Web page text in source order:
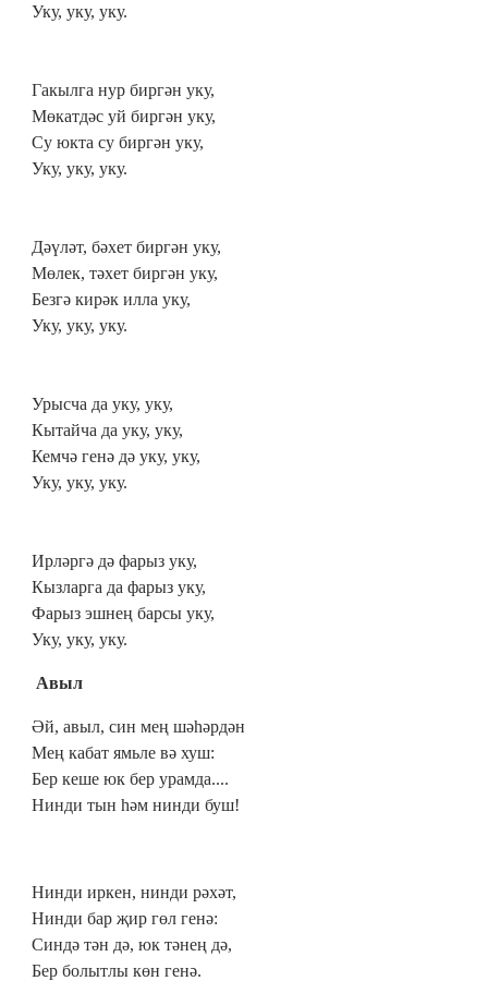
Уку, уку, уку.
Гакылга нур биргән уку,
Мөкатдәс уй биргән уку,
Су юкта су биргән уку,
Уку, уку, уку.
Дәүләт, бәхет биргән уку,
Мөлек, тәхет биргән уку,
Безгә кирәк илла уку,
Уку, уку, уку.
Урысча да уку, уку,
Кытайча да уку, уку,
Кемчә генә дә уку, уку,
Уку, уку, уку.
Ирләргә дә фарыз уку,
Кызларга да фарыз уку,
Фарыз эшнең барсы уку,
Уку, уку, уку.
Авыл
Әй, авыл, син мең шәһәрдән
Мең кабат ямьле вә хуш:
Бер кеше юк бер урамда....
Нинди тын һәм нинди буш!
Нинди иркен, нинди рәхәт,
Нинди бар җир гөл генә:
Синдә тән дә, юк тәнең дә,
Бер болытлы көн генә.